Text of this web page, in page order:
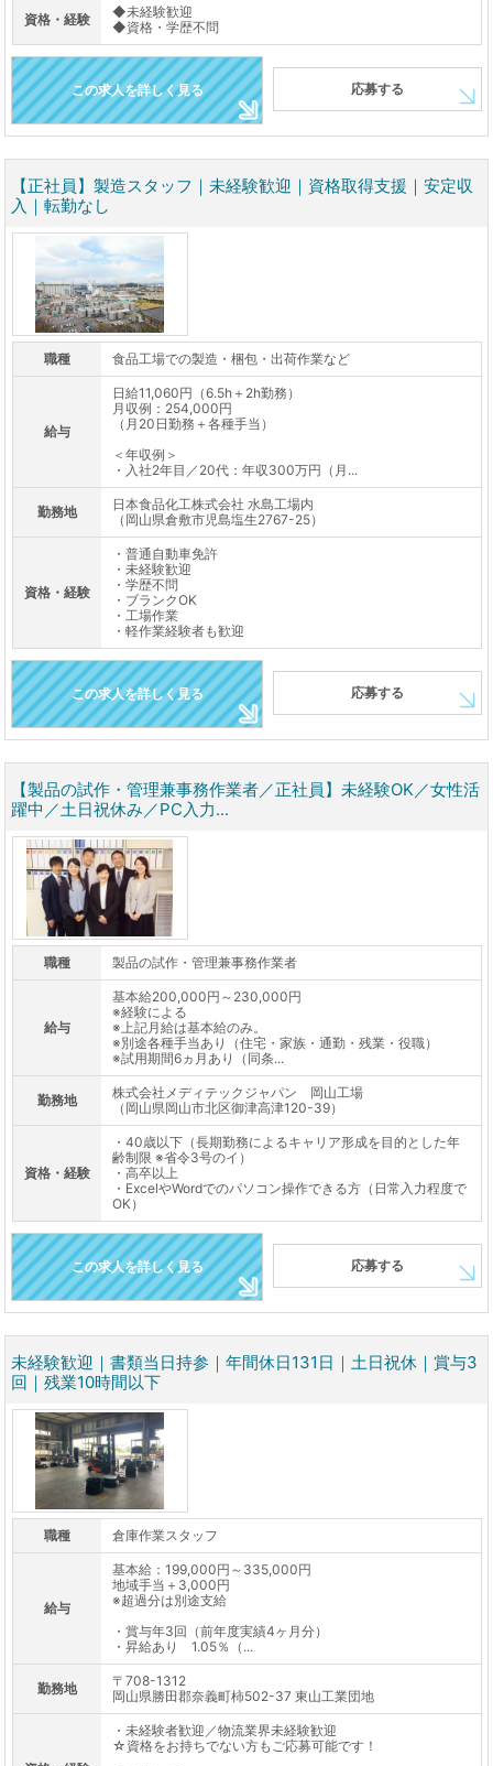
資格・経験
◆未経験歓迎
◆資格・学歴不問
この求人を詳しく見る 応募する
【正社員】製造スタッフ｜未経験歓迎｜資格取得支援｜安定収
入｜転勤なし
職種 食品工場での製造・梱包・出荷作業など
給与
日給11,060円（6.5h＋2h勤務）
月収例：254,000円
（月20日勤務＋各種手当）
＜年収例＞
・入社2年目／20代：年収300万円（月...
勤務地
日本食品化工株式会社 水島工場内
（岡山県倉敷市児島塩生2767-25）
資格・経験
・普通自動車免許
・未経験歓迎
・学歴不問
・ブランクOK
・工場作業
・軽作業経験者も歓迎
この求人を詳しく見る 応募する
【製品の試作・管理兼事務作業者／正社員】未経験OK／女性活
躍中／土日祝休み／PC入力...
職種 製品の試作・管理兼事務作業者
給与
基本給200,000円～230,000円
※経験による
※上記月給は基本給のみ。
※別途各種手当あり（住宅・家族・通勤・残業・役職）
※試用期間6ヵ月あり（同条...
勤務地
株式会社メディテックジャパン 岡山工場
（岡山県岡山市北区御津高津120-39）
資格・経験
・40歳以下（長期勤務によるキャリア形成を目的とした年
齢制限 ※省令3号のイ）
・高卒以上
・ExcelやWordでのパソコン操作できる方（日常入力程度で
OK）
この求人を詳しく見る 応募する
未経験歓迎｜書類当日持参｜年間休日131日｜土日祝休｜賞与3
回｜残業10時間以下
職種 倉庫作業スタッフ
給与
基本給：199,000円～335,000円
地域手当＋3,000円
※超過分は別途支給
・賞与年3回（前年度実績4ヶ月分）
・昇給あり 1.05％（...
勤務地
〒708-1312
岡山県勝田郡奈義町柿502-37 東山工業団地
・未経験者歓迎／物流業界未経験歓迎
☆資格をお持ちでない方もご応募可能です！